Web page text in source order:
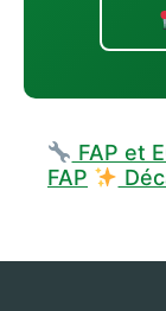
FAP et
FAP